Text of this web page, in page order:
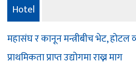
Hotel
महासंघ र कानून मन्त्रीबीच भेट, होटल
प्राथमिकता प्राप्त उद्योगमा राख्न माग